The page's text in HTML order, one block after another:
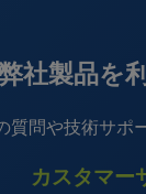
社製品を
質問や技術サポ
カスタマー